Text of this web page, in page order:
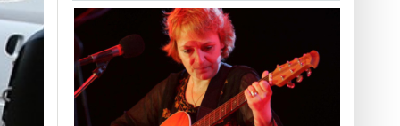
dedicat marelui voievod, la
stres, iar una dezvoltă anxietate,
orașul dintr-o perspectivă diferită